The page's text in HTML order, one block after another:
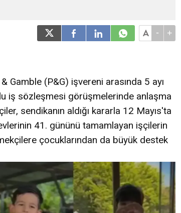
- +
Gamble (P&G) işvereni arasında 5 ayı
iş sözleşmesi görüşmelerinde anlaşma
sendikanın aldığı kararla 12 Mayıs'ta
41. gününü tamamlayan işçilerin
çocuklarından da büyük destek